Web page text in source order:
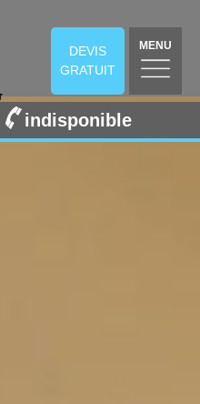
DEVIS
GRATUIT
MENU
indisponible